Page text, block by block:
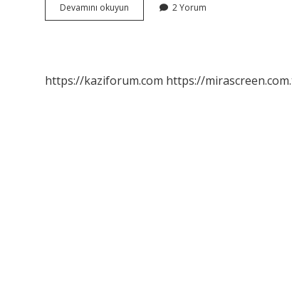
Devamını okuyun Instagram
profilimi
2 Yorum
https://kaziforum.com https://